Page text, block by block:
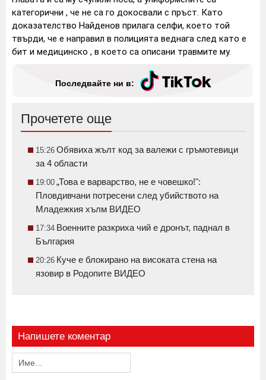
категорични , че не са го докосвали с пръст. Като
доказателство Найденов прилага селфи, което той
твърди, че е направил в полицията веднага след като е
бит и медицинско , в което са описани травмите му.
Последвайте ни в:
Прочетете още
15:26 Обявиха жълт код за валежи с гръмотевици
за 4 области
19:00 „Това е варварство, не е човешко!":
Пловдивчани потресени след убийството на
Младежкия хълм ВИДЕО
17:34 Военните разкриха чий е дронът, паднал в
България
20:26 Куче е блокирано на високата стена на
язовир в Родопите ВИДЕО
Напишете коментар